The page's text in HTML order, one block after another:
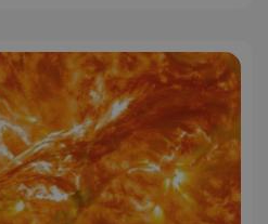
Microsoft Corporation